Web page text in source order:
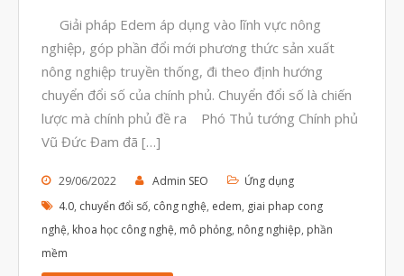
Tháng Tám 2023
Tháng Bảy 2023
Tháng Sáu 2023
Tháng Năm 2023
Tháng Hai 2023
Giải pháp Edem áp dụng vào lĩnh vực nông
nghiệp, góp phần đổi mới phương thức sản xuất
nông nghiệp truyền thống, đi theo định hướng
chuyển đổi số của chính phủ. Chuyển đổi số là chiến
lược mà chính phủ đề ra Phó Thủ tướng Chính phủ
Vũ Đức Đam đã […]
29/06/2022 Admin SEO
Ứng dụng
4.0, chuyển đổi số, công nghệ, edem, giai phap cong
nghệ, khoa học công nghệ, mô phỏng, nông nghiệp, phần
mềm